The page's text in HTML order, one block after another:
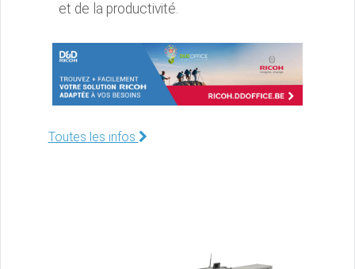
et de la productivité.
Toutes les infos